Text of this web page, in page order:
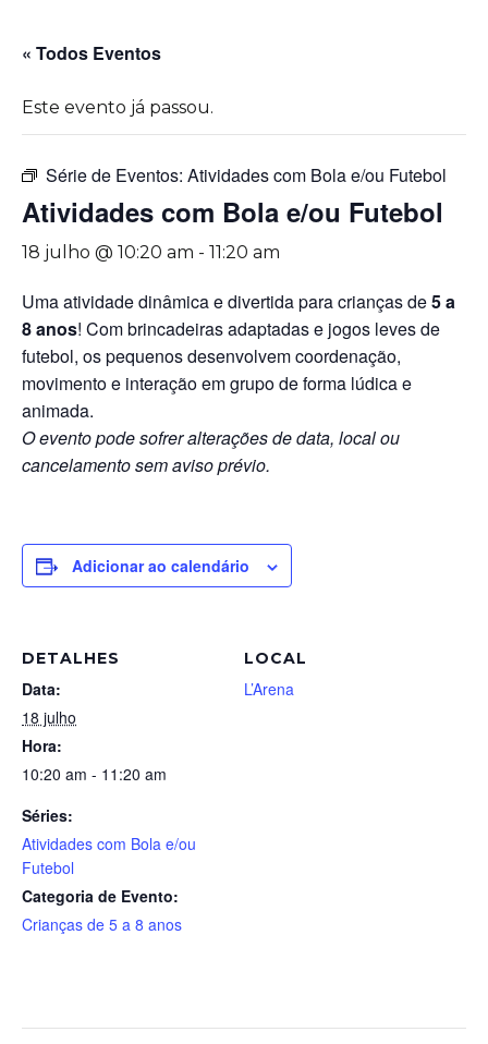
« Todos Eventos
Este evento já passou.
Série de Eventos: Atividades com Bola e/ou Futebol
Atividades com Bola e/ou Futebol
18 julho @ 10:20 am - 11:20 am
Uma atividade dinâmica e divertida para crianças de5 a
8 anos! Com brincadeiras adaptadas e jogos leves de
futebol, os pequenos desenvolvem coordenação,
movimento e interação em grupo de forma lúdica e
animada.
O evento pode sofrer alterações de data, local ou
cancelamento sem aviso prévio.
Adicionar ao calendário
DETALHES
Data:
18 julho
Hora:
10:20 am - 11:20 am
Séries:
Atividades com Bola e/ou
Futebol
Categoria de Evento:
Crianças de 5 a 8 anos
LOCAL
L’Arena